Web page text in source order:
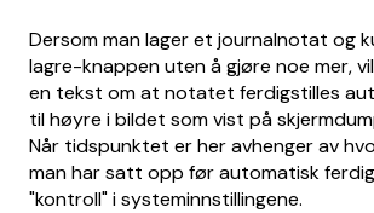
Dersom man lager et journalnotat og
lagre-knappen uten å gjøre noe mer,
en tekst om at notatet ferdigstilles
til høyre i bildet som vist på
Når tidspunktet er her avhenger av
man har satt opp før automatisk
"kontroll" i systeminnstillingene.